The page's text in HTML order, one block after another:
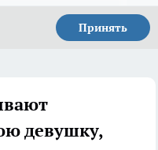
Принять
девушку,